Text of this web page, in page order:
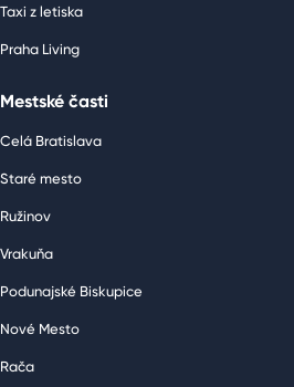
Taxi z letiska
Praha Living
Mestské časti
Celá Bratislava
Staré mesto
Ružinov
Vrakuňa
Podunajské Biskupice
Nové Mesto
Rača